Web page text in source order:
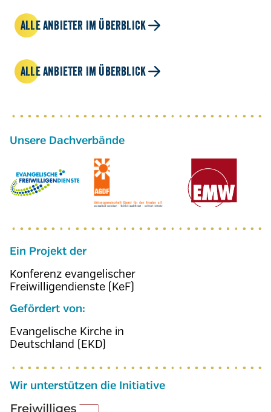
ALLE ANBIETER IM ÜBERBLICK
ALLE ANBIETER IM ÜBERBLICK
Ein Projekt der
Konferenz evangelischer
Freiwilligendienste (KeF)
Gefördert von:
Evangelische Kirche in
Deutschland (EKD)
Wir unterstützen die Initiative